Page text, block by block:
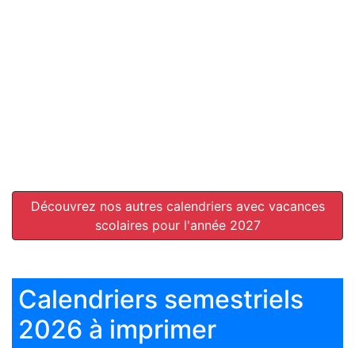
Découvrez nos autres calendriers avec vacances
scolaires pour l'année 2027
Calendriers semestriels
2026 à imprimer